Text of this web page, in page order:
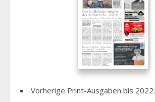
Vorherige Print-Ausgaben bis 2022: